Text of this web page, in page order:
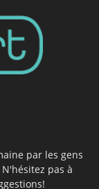
par les gens
pas à